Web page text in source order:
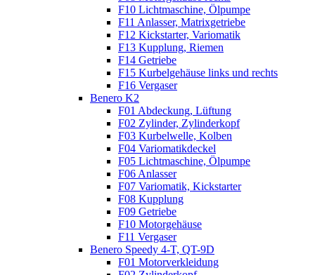
F10 Lichtmaschine, Ölpumpe
F11 Anlasser, Matrixgetriebe
F12 Kickstarter, Variomatik
F13 Kupplung, Riemen
F14 Getriebe
F15 Kurbelgehäuse links und rechts
F16 Vergaser
Benero K2
F01 Abdeckung, Lüftung
F02 Zylinder, Zylinderkopf
F03 Kurbelwelle, Kolben
F04 Variomatikdeckel
F05 Lichtmaschine, Ölpumpe
F06 Anlasser
F07 Variomatik, Kickstarter
F08 Kupplung
F09 Getriebe
F10 Motorgehäuse
F11 Vergaser
Benero Speedy 4-T, QT-9D
F01 Motorverkleidung